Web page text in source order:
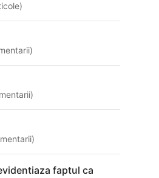
)
)
)
)
faptul ca